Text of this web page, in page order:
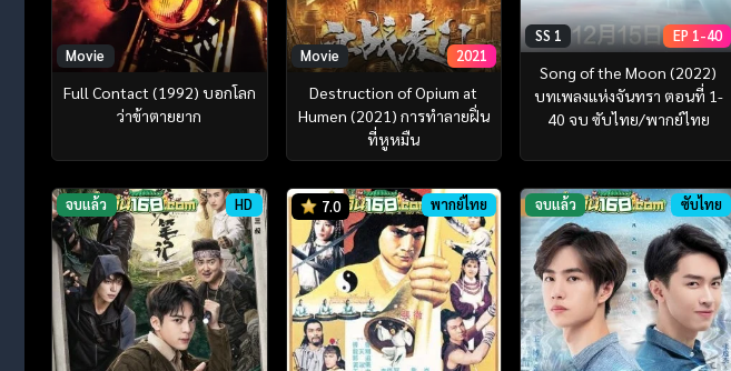
Movie
Full Contact (1992) บอกโลก
ว่าข้าตายยาก
Movie 2021
Destruction of Opium at
Humen (2021) การทำลายฝิ่น
ที่หูหมืน
SS 1 EP 1-40
Song of the Moon (2022)
บทเพลงแห่งจันทรา ตอนที่ 1-
40 จบ ซับไทย/พากย์ไทย
จบแล้ว HD 7.0 พากย์ไทย จบแล้ว ซับไทย